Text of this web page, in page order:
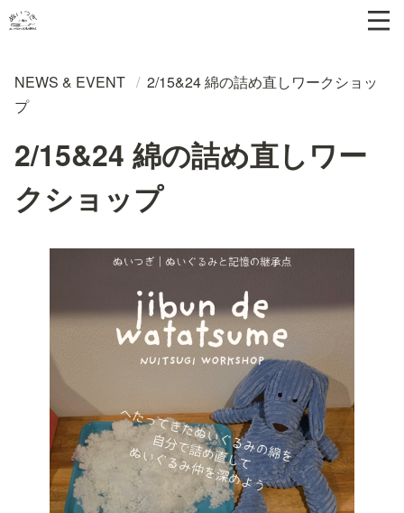
NEWS & EVENT / 2/15&24 綿の詰め直しワークショッ
プ
2/15&24 綿の詰め直しワー
クショップ